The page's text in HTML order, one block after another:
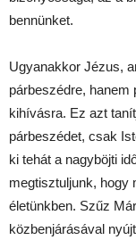
bennünket.
Ugyanakkor Jézus,
párbeszédre, hanem
kihívásra. Ez azt
párbeszédet, csak
ki tehát a nagyböjti
megtisztuljunk, hogy
életünkben. Szűz
közbenjárásával